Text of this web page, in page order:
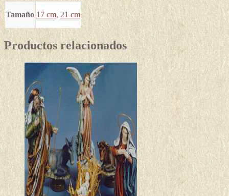
Tamaño 17 cm, 21 cm
Productos relacionados